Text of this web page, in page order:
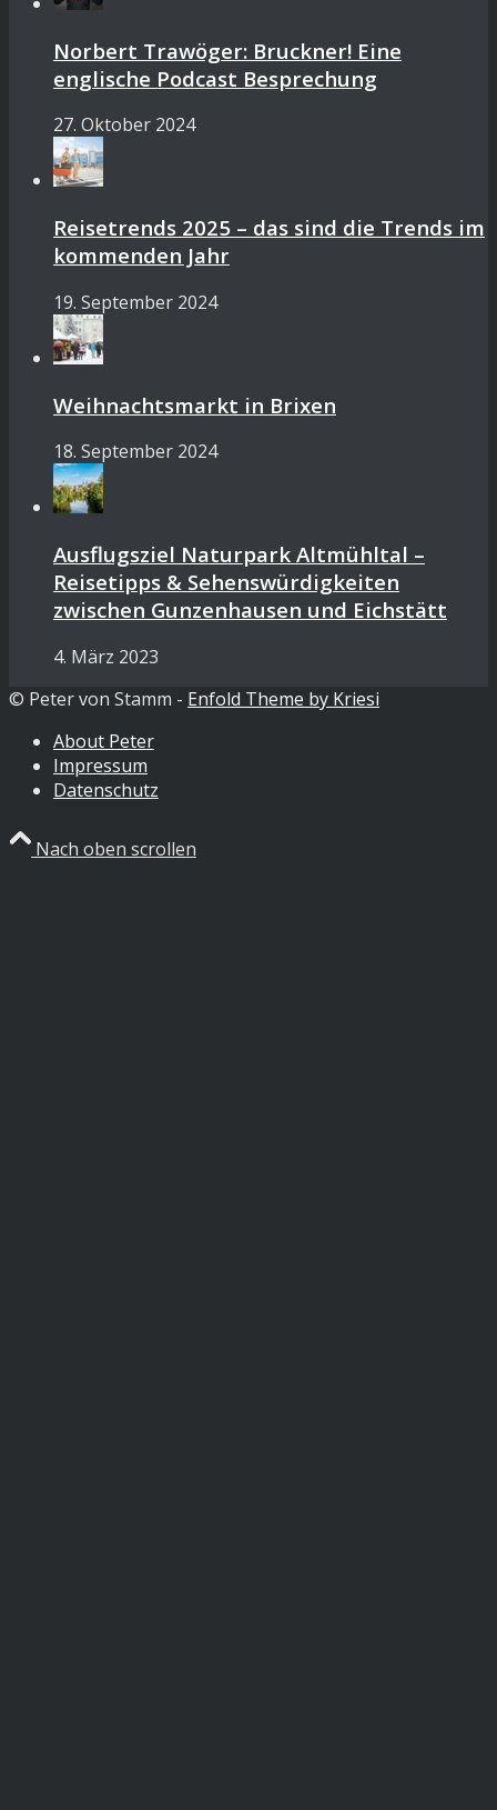
Norbert Trawöger: Bruckner! Eine
englische Podcast Besprechung
27. Oktober 2024
Reisetrends 2025 – das sind die Trends im
kommenden Jahr
19. September 2024
Weihnachtsmarkt in Brixen
18. September 2024
Ausflugsziel Naturpark Altmühltal –
Reisetipps & Sehenswürdigkeiten
zwischen Gunzenhausen und Eichstätt
4. März 2023
© Peter von Stamm - Enfold Theme by Kriesi
About Peter
Impressum
Datenschutz
Nach oben scrollen